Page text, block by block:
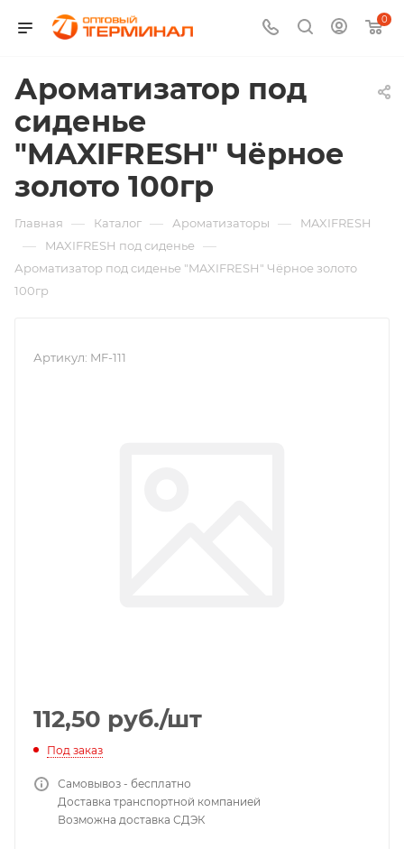
0
Ароматизатор под
сиденье
"MAXIFRESH" Чёрное
золото 100гр
Главная — Каталог — Ароматизаторы — MAXIFRESH
— MAXIFRESH под сиденье —
Ароматизатор под сиденье "MAXIFRESH" Чёрное золото
100гр
Артикул: MF-111
112,50 руб./шт
Под заказ
Самовывоз - бесплатно
Доставка транспортной компанией
Возможна доставка СДЭК